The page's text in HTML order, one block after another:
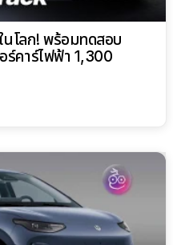
นโลก! พร้อมทดสอบ
ร์คาร์ไฟฟ้า 1,300